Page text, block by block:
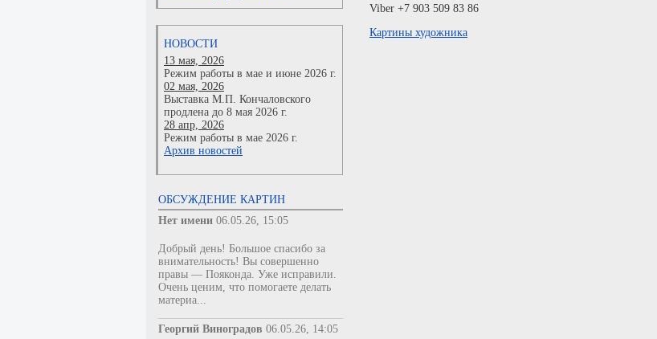
НОВОСТИ
13 мая, 2026
Режим работы в мае и июне 2026 г.
02 мая, 2026
Выставка М.П. Кончаловского
продлена до 8 мая 2026 г.
28 апр, 2026
Режим работы в мае 2026 г.
Архив новостей
ОБСУЖДЕНИЕ КАРТИН
Нет имени 06.05.26, 15:05
Добрый день! Большое спасибо за
внимательность! Вы совершенно
правы — Пояконда. Уже исправили.
Очень ценим, что помогаете делать
материа...
Георгий Виноградов 06.05.26, 14:05
Viber +7 903 509 83 86
Картины художника